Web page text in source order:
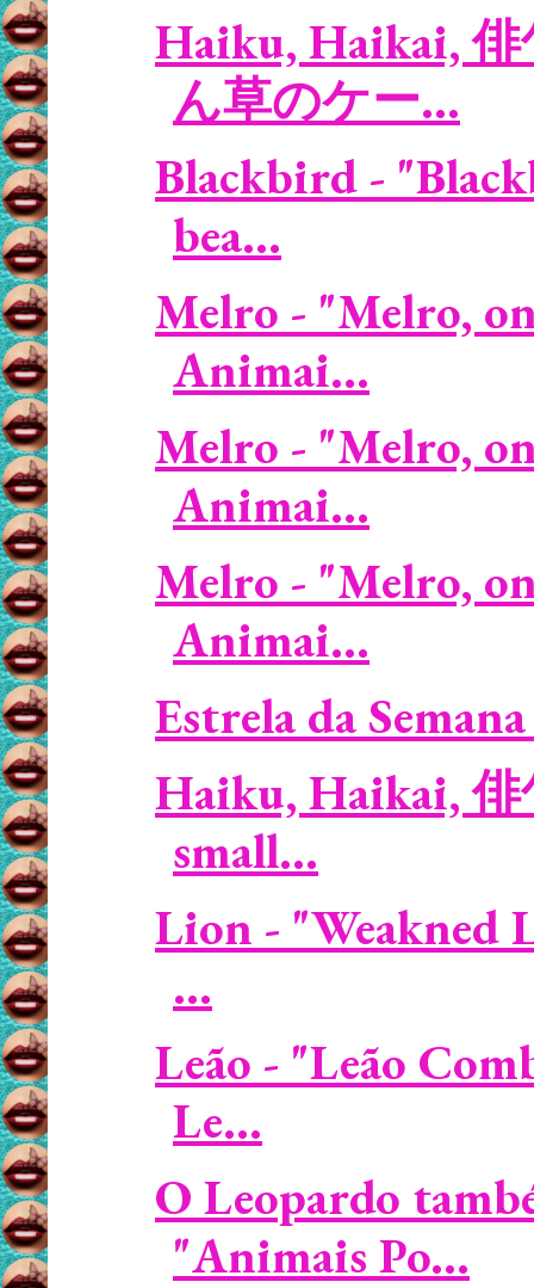
Haiku, Haikai, 俳
ん草のケー...
Blackbird -
bea...
Melro - "Melro,
Animai...
Melro - "Melro,
Animai...
Melro - "Melro,
Animai...
Estrela da
Haiku, Haikai, 俳
small...
Lion - "Weakned
...
Leão - "Leão
Le...
O Leopardo
"Animais Po...